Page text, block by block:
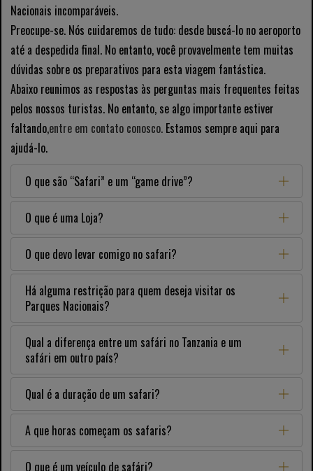
Nacionais incomparáveis.
Preocupe-se. Nós cuidaremos de tudo: desde buscá-lo no aeroporto
até a despedida final. No entanto, você provavelmente tem muitas
dúvidas sobre os preparativos para esta viagem fantástica.
Abaixo reunimos as respostas às perguntas mais frequentes feitas
pelos nossos turistas. No entanto, se algo importante estiver
faltando,entre em contato conosco. Estamos sempre aqui para
ajudá-lo.
O que são “Safari” e um “game drive”?
O que é uma Loja?
O que devo levar comigo no safari?
Há alguma restrição para quem deseja visitar os
Parques Nacionais?
Qual a diferença entre um safári no Tanzania e um
safári em outro país?
Qual é a duração de um safari?
A que horas começam os safaris?
O que é um veículo de safári?